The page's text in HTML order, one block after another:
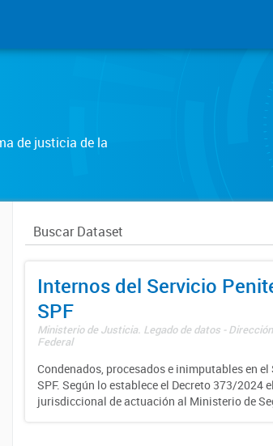
de justicia de la
Internos del Servicio
SPF
Ministerio de Justicia. Legado de datos -
Federal
Condenados, procesados e inimputables en
SPF. Según lo establece el Decreto 373/2024
jurisdiccional de actuación al Ministerio de